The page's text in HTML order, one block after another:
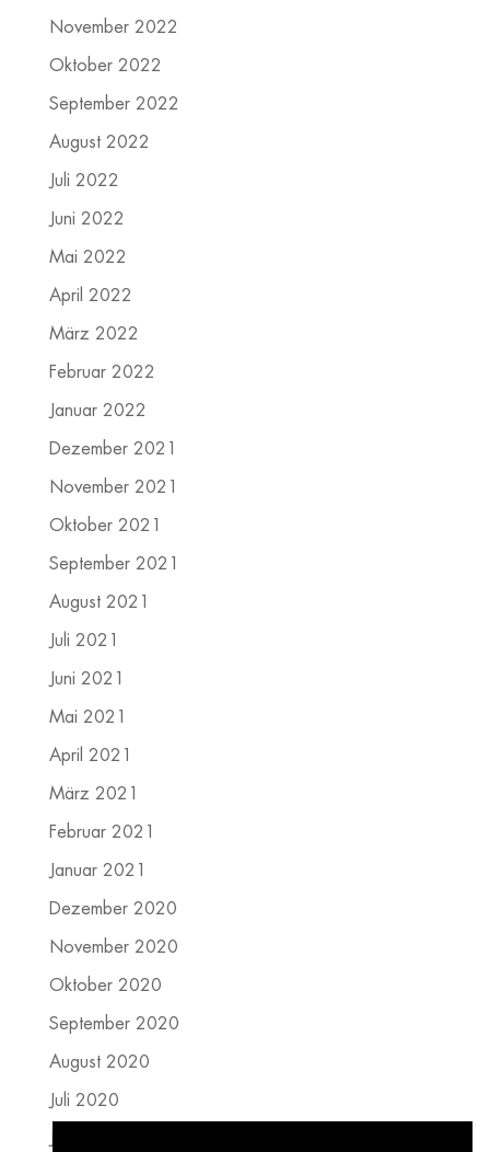
November 2022
Oktober 2022
September 2022
August 2022
Juli 2022
Juni 2022
Mai 2022
April 2022
März 2022
Februar 2022
Januar 2022
Dezember 2021
November 2021
Oktober 2021
September 2021
August 2021
Juli 2021
Juni 2021
Mai 2021
April 2021
März 2021
Februar 2021
Januar 2021
Dezember 2020
November 2020
Oktober 2020
September 2020
August 2020
Juli 2020